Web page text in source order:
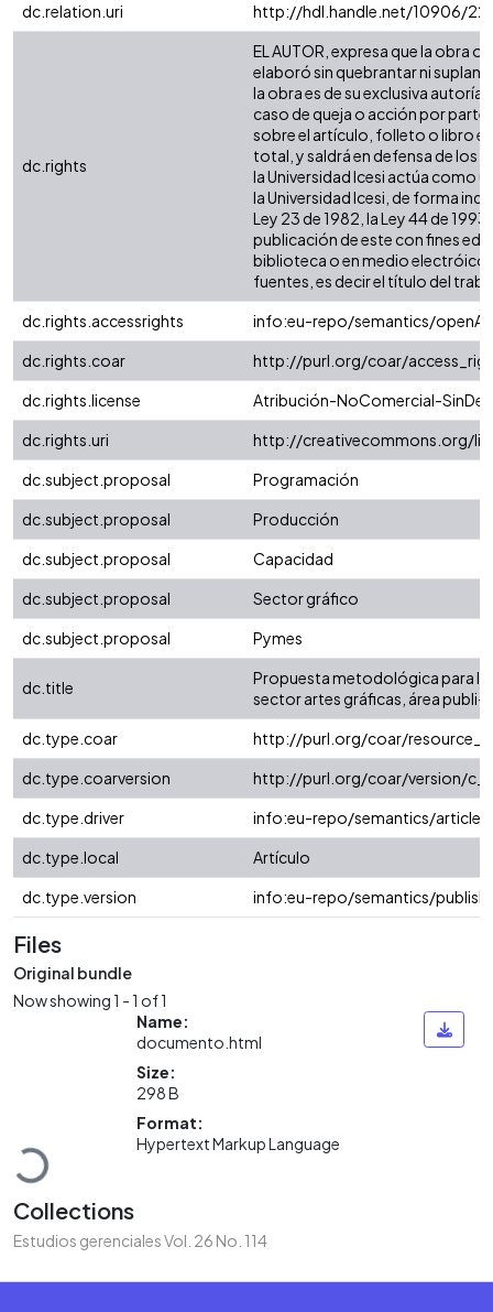
dc.relation.uri
http://hdl.handle.net/10906/
dc.rights
EL AUTOR, expresa que la obra
elaboró sin quebrantar ni
la obra es de su exclusiva autoría
caso de queja o acción por
sobre el artículo, folleto o libro
total, y saldrá en defensa de los
la Universidad Icesi actúa como
la Universidad Icesi, de forma
Ley 23 de 1982, la Ley 44 de
publicación de este con fines
biblioteca o en medio electróico
fuentes, es decir el título del
dc.rights.accessrights
info:eu-repo/semantics/
dc.rights.coar
http://purl.org/coar/
dc.rights.license
Atribución-NoComercial-
dc.rights.uri
http://creativecommons.org/
dc.subject.proposal
Programación
dc.subject.proposal
Producción
dc.subject.proposal
Capacidad
dc.subject.proposal
Sector gráfico
dc.subject.proposal
Pymes
dc.title
Propuesta metodológica para la
sector artes gráficas, área publi-
dc.type.coar
http://purl.org/coar/
dc.type.coarversion
http://purl.org/coar/version/
dc.type.driver
info:eu-repo/semantics/article
dc.type.local
Artículo
dc.type.version
info:eu-repo/semantics/
Files
Original bundle
Now showing1 - 1 of 1
Loading...
Name:
documento.html
Size:
298 B
Format:
Hypertext Markup Language
Collections
Estudios gerenciales Vol. 26 No. 114